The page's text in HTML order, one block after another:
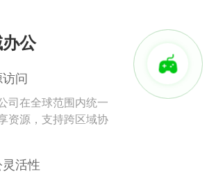
公
问
司在全球范围内统一
资源，支持跨区域协
活性